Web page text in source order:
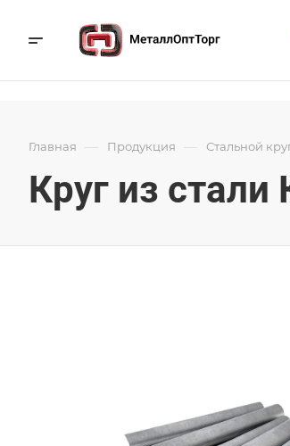
Главная — Продукция — Стальной
Круг из